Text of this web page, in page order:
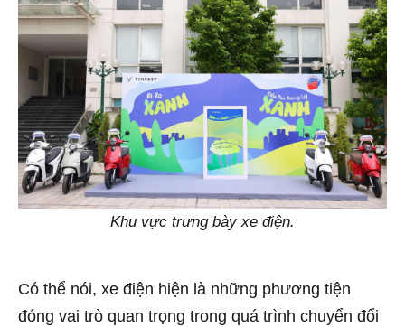
Khu vực trưng bày xe điện.
Có thể nói, xe điện hiện là những phương tiện
đóng vai trò quan trọng trong quá trình chuyển đổi